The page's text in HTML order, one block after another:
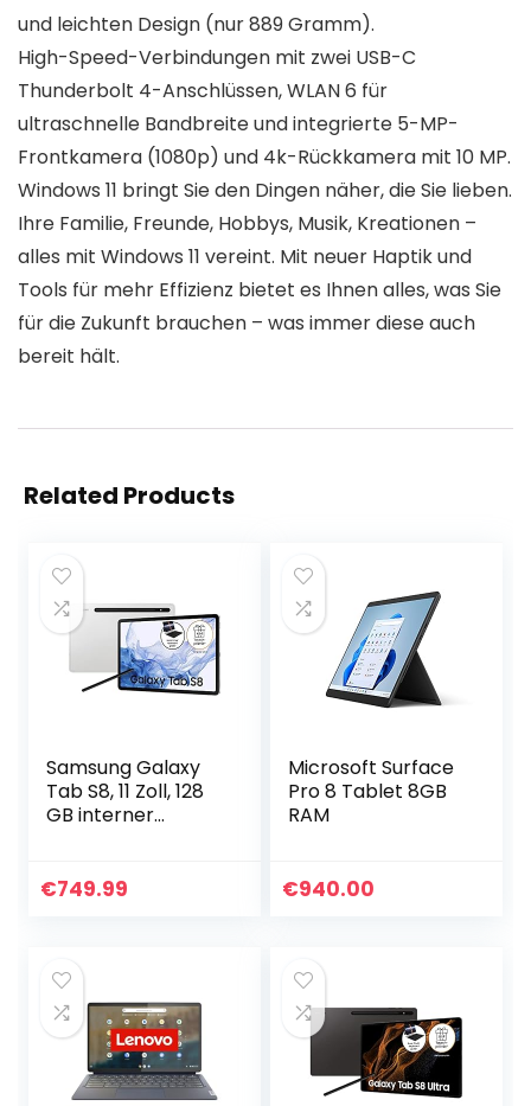
und leichten Design (nur 889 Gramm).
High-Speed-Verbindungen mit zwei USB-C
Thunderbolt 4-Anschlüssen, WLAN 6 für
ultraschnelle Bandbreite und integrierte 5-MP-
Frontkamera (1080p) und 4k-Rückkamera mit 10 MP.
Windows 11 bringt Sie den Dingen näher, die Sie lieben.
Ihre Familie, Freunde, Hobbys, Musik, Kreationen –
alles mit Windows 11 vereint. Mit neuer Haptik und
Tools für mehr Effizienz bietet es Ihnen alles, was Sie
für die Zukunft brauchen – was immer diese auch
bereit hält.
Related Products
Samsung Galaxy
Tab S8, 11 Zoll, 128
GB interner
Tablet inklusive S
€749.99
Microsoft Surface
Pro 8 Tablet 8GB
RAM
€940.00